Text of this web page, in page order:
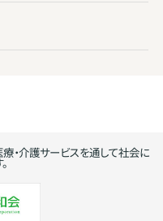
・介護サービスを通して社会に